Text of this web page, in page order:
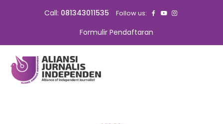
Call: 081343011535 Follow us:
Formulir Pendaftaran